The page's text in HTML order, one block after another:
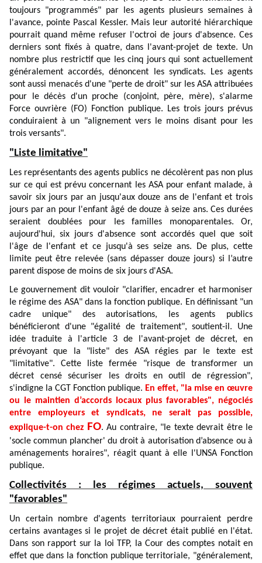
toujours "programmés" par les agents plusieurs semaines à
l'avance, pointe Pascal Kessler. Mais leur autorité hiérarchique
pourrait quand même refuser l'octroi de jours d'absence. Ces
derniers sont fixés à quatre, dans l'avant-projet de texte. Un
nombre plus restrictif que les cinq jours qui sont actuellement
généralement accordés, dénoncent les syndicats. Les agents
sont aussi menacés d'une "perte de droit" sur les ASA attribuées
pour le décès d'un proche (conjoint, père, mère), s'alarme
Force ouvrière (FO) Fonction publique. Les trois jours prévus
conduiraient à un "alignement vers le moins disant pour les
trois versants".
"Liste limitative"
Les représentants des agents publics ne décolèrent pas non plus
sur ce qui est prévu concernant les ASA pour enfant malade, à
savoir six jours par an jusqu'aux douze ans de l'enfant et trois
jours par an pour l'enfant âgé de douze à seize ans. Ces durées
seraient doublées pour les familles monoparentales. Or,
aujourd'hui, six jours d'absence sont accordés quel que soit
l'âge de l'enfant et ce jusqu'à ses seize ans. De plus, cette
limite peut être relevée (sans dépasser douze jours) si l’autre
parent dispose de moins de six jours d'ASA.
Le gouvernement dit vouloir "clarifier, encadrer et harmoniser
le régime des ASA" dans la fonction publique. En définissant "un
cadre unique" des autorisations, les agents publics
bénéficieront d'une "égalité de traitement", soutient-il. Une
idée traduite à l'article 3 de l'avant-projet de décret, en
prévoyant que la "liste" des ASA régies par le texte est
"limitative". Cette liste fermée "risque de transformer un
décret censé sécuriser les droits en outil de régression",
s'indigne la CGT Fonction publique. En effet, "la mise en œuvre
ou le maintien d’accords locaux plus favorables", négociés
entre employeurs et syndicats, ne serait pas possible,
explique-t-on chez FO. Au contraire, "le texte devrait être le
'socle commun plancher' du droit à autorisation d’absence ou à
aménagements horaires", réagit quant à elle l'UNSA Fonction
publique.
Collectivités : les régimes actuels, souvent
"favorables"
Un certain nombre d'agents territoriaux pourraient perdre
certains avantages si le projet de décret était publié en l'état.
Dans son rapport sur la loi TFP, la Cour des comptes notait en
effet que dans la fonction publique territoriale, "généralement,